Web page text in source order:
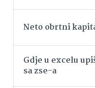
Neto obrtni
Gdje u excelu
sa zse-a